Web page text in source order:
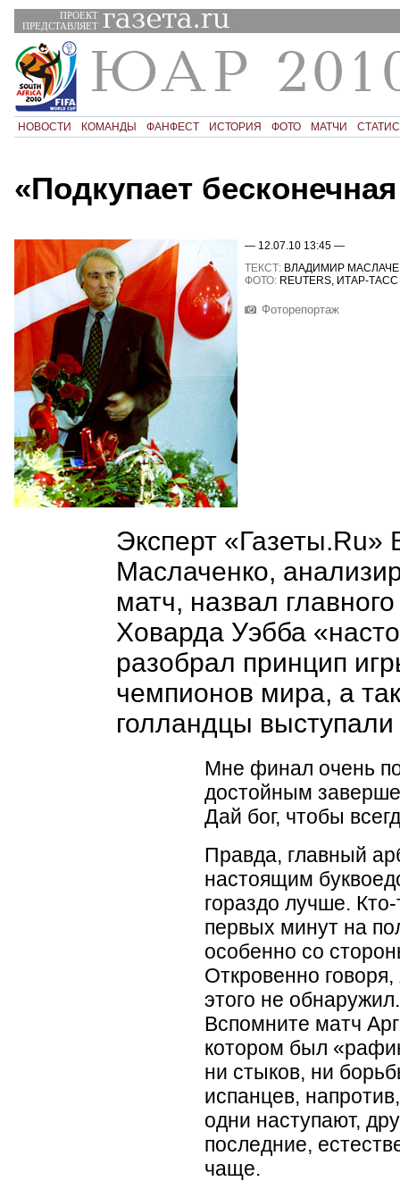
ПРОЕКТ
ПРЕДСТАВЛЯЕТ
НОВОСТИ КОМАНДЫ ФАНФЕСТ ИСТОРИЯ ФОТО МАТЧИ
«Подкупает
— 12.07.10 13:45 —
ТЕКСТ: ВЛАДИМИР
ФОТО: REUTERS, ИТАР-ТАСС
Фоторепортаж
Эксперт «Газеты.Ru»
Маслаченко,
матч, назвал
Ховарда Уэбба
разобрал принцип
чемпионов мира, а
голландцы
Мне финал очень
достойным
Дай бог, чтобы
Правда, главный
настоящим
гораздо лучше.
первых минут на
особенно со
Откровенно
этого не
Вспомните матч
котором был «
ни стыков, ни
испанцев,
одни наступают,
последние,
чаще.